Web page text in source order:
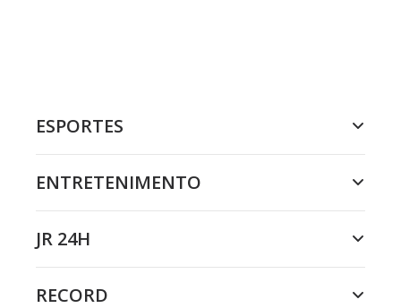
ESPORTES
ENTRETENIMENTO
JR 24H
RECORD